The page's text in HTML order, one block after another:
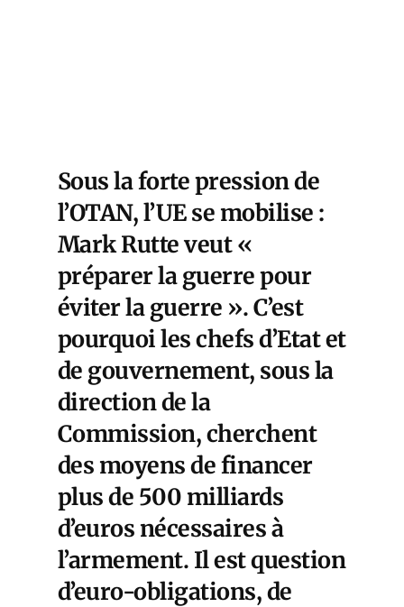
Sous la forte pression de
l’OTAN, l’UE se mobilise :
Mark Rutte veut «
préparer la guerre pour
éviter la guerre ». C’est
pourquoi les chefs d’Etat et
de gouvernement, sous la
direction de la
Commission, cherchent
des moyens de financer
plus de 500 milliards
d’euros nécessaires à
l’armement. Il est question
d’euro-obligations, de